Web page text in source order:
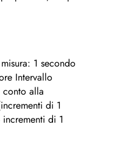
1 secondo
Intervallo
conto alla
di 1
di 1